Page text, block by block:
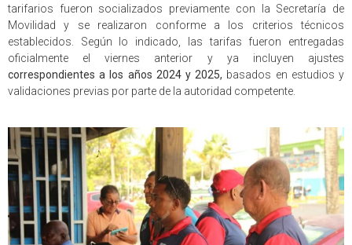
tarifarios fueron socializados previamente con la Secretaría de
Movilidad y se realizaron conforme a los criterios técnicos
establecidos. Según lo indicado, las tarifas fueron entregadas
oficialmente el viernes anterior y ya incluyen ajustes
correspondientes a los años 2024 y 2025, basados en estudios y
validaciones previas por parte de la autoridad competente.